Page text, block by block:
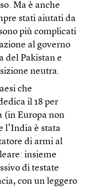
Ma è anche
stati aiutati da
più complicati
al governo
del Pakistan e
neutra.
che
il 18 per
(in Europa non
l’India è stata
di armi al
insieme
di testate
con un leggero